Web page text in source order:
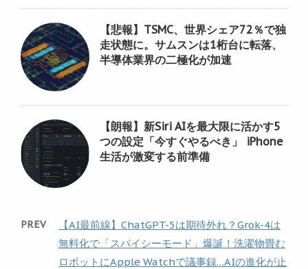
【悲報】TSMC、世界シェア72％で独
走状態に。サムスンは1桁台に転落、
半導体業界の二極化が加速
【朗報】新Siri AIを最大限に活かす5
つの設定「今すぐやるべき」 iPhone
生活が激変する前準備
PREV
【AI最前線】ChatGPT-5は期待外れ？Grok-4は
無料化で「スパイシーモード」爆誕！洗濯物畳む
ロボットにApple Watchで議事録…AIの進化が止